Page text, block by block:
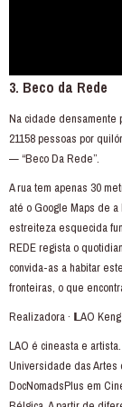
3. Beco da Rede
Na cidade densamente
21158 pessoas por
— “Beco Da Rede”.
A rua tem apenas 30
até o Google Maps de
estreiteza esquecida
REDE regista o
convida-as a habitar
fronteiras, o que
Realizadora · 𝗟AO
LAO é cineasta e
Universidade das Artes
DocNomadsPlus em